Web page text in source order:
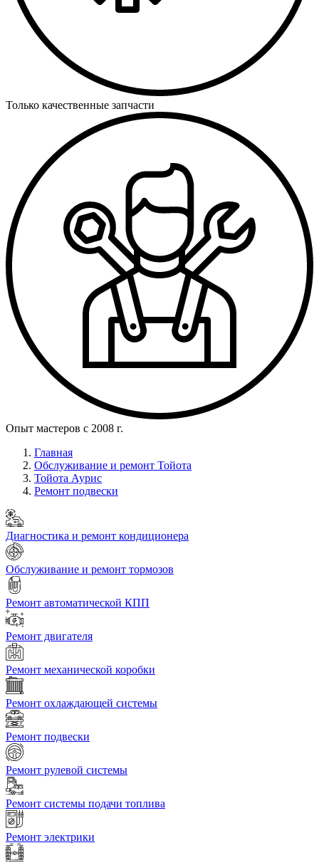
Только качественные запчасти
Опыт мастеров с 2008 г.
Главная
Обслуживание и ремонт Тойота
Тойота Аурис
Ремонт подвески
Диагностика и ремонт кондиционера
Обслуживание и ремонт тормозов
Ремонт автоматической КПП
Ремонт двигателя
Ремонт механической коробки
Ремонт охлаждающей системы
Ремонт подвески
Ремонт рулевой системы
Ремонт системы подачи топлива
Ремонт электрики